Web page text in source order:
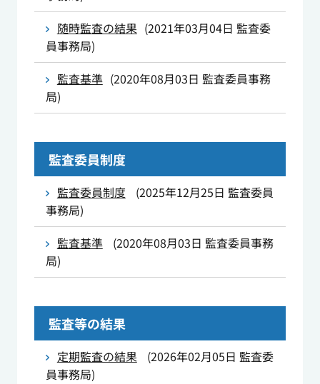
随時監査の結果 (2021年03月04日 監査委
員事務局)
監査基準 (2020年08月03日 監査委員事務
局)
監査委員制度
監査委員制度 (2025年12月25日 監査委員
事務局)
監査基準
(2020年08月03日 監査委員事務
局)
監査等の結果
定期監査の結果 (2026年02月05日 監査委
員事務局)